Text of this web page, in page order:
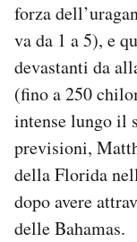
forza
va da 1 a 5), e
devastanti da
(fino a 250
intense lungo il
previsioni,
della Florida
dopo avere
delle Bahamas.